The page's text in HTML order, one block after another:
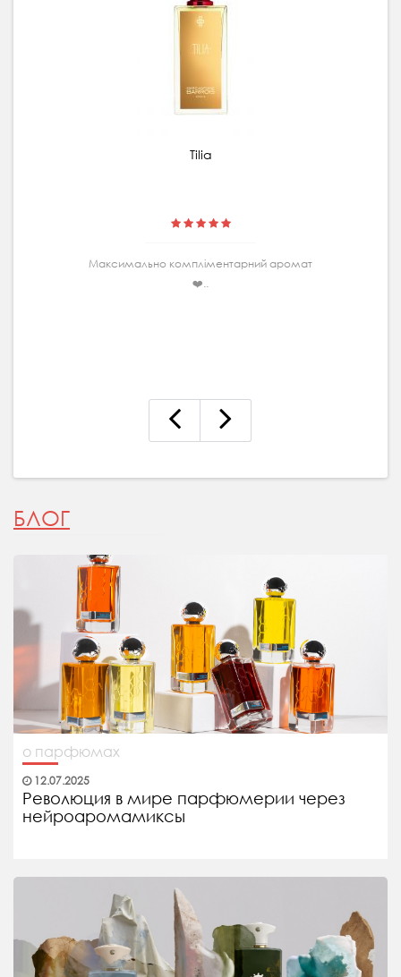
Tilia
Максимально комплiментарний аромат
❤️..
БЛОГ
о парфюмах
12.07.2025
Революция в мире парфюмерии через
нейроаромамиксы